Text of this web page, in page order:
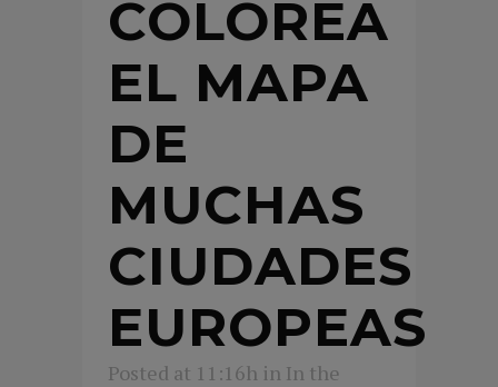
COLOREA
EL MAPA
DE
MUCHAS
CIUDADES
EUROPEAS
Posted at 11:16h in In the